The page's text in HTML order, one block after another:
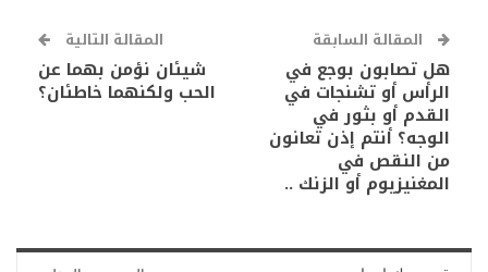
المقالة السابقة
هل تصابون بوجع في
الرأس أو تشنجات في
القدم أو بثور في
الوجه؟ أنتم إذن تعانون
من النقص في
المغنيزيوم أو الزنك ..
المقالة التالية
شيئان نؤمن بهما عن
الحب ولكنهما خاطئان؟